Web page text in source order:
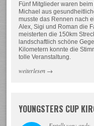
Fünf Mitglieder waren
Michael aus
musste das Rennen nach
Alex, Sigi und Roman die
meisterten die 150km
landschaftlich schöne
Kilometern konnte die
tolle Veranstaltung.
weiterlesen →
YOUNGSTERS CUP